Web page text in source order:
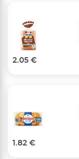
2.05 €
1.82 €